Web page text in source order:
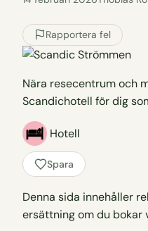
Rapportera fel
Nära resecentrum och
Scandichotell för dig
Hotell
Spara
Denna sida innehåller
ersättning om du bokar